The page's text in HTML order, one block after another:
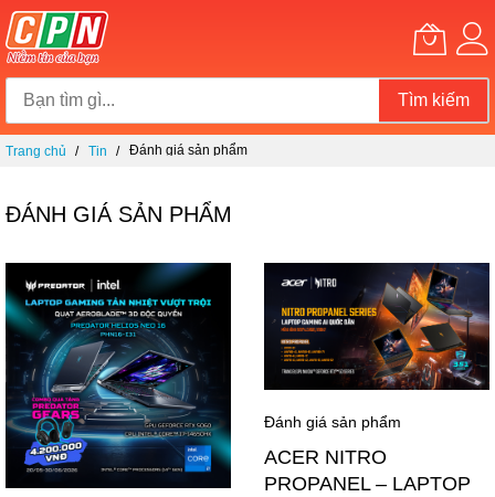
Tìm kiếm
Chuyển
dung
Trang chủ Tin Đánh giá sản phẩm
ĐÁNH GIÁ SẢN PHẨM
Đánh giá sản phẩm
ACER NITRO
PROPANEL – LAPTOP